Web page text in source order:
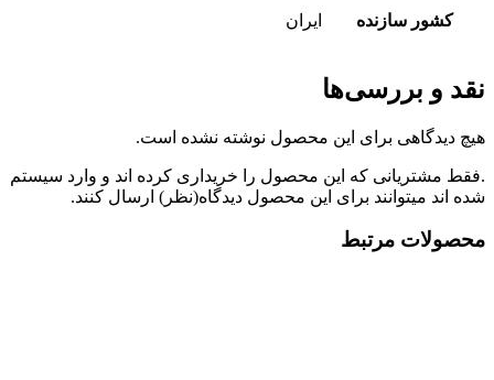
کشور سازنده ایران
نقد و بررسی‌ها
هیچ دیدگاهی برای این محصول نوشته نشده است.
.فقط مشتریانی که این محصول را خریداری کرده اند و وارد سیستم
شده اند میتوانند برای این محصول دیدگاه(نظر) ارسال کنند.
محصولات مرتبط